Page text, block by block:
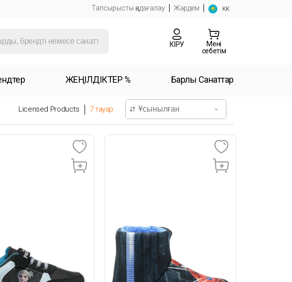
Тапсырысты қадағалау Жәрдем KK
КІРУ
Менің
себетім
ЖЕҢІЛДІКТЕР % Барлық Санаттар
Licensed Products 7тауар